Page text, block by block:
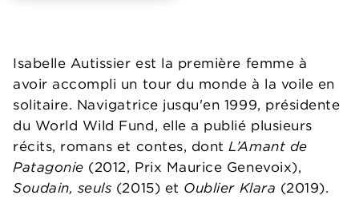
Isabelle Autissier est la première femme à
avoir accompli un tour du monde à la voile en
solitaire. Navigatrice jusqu'en 1999, présidente
du World Wild Fund, elle a publié plusieurs
récits, romans et contes, dontL’Amant de
Patagonie (2012, Prix Maurice Genevoix),
Soudain, seuls (2015) et Oublier Klara (2019).